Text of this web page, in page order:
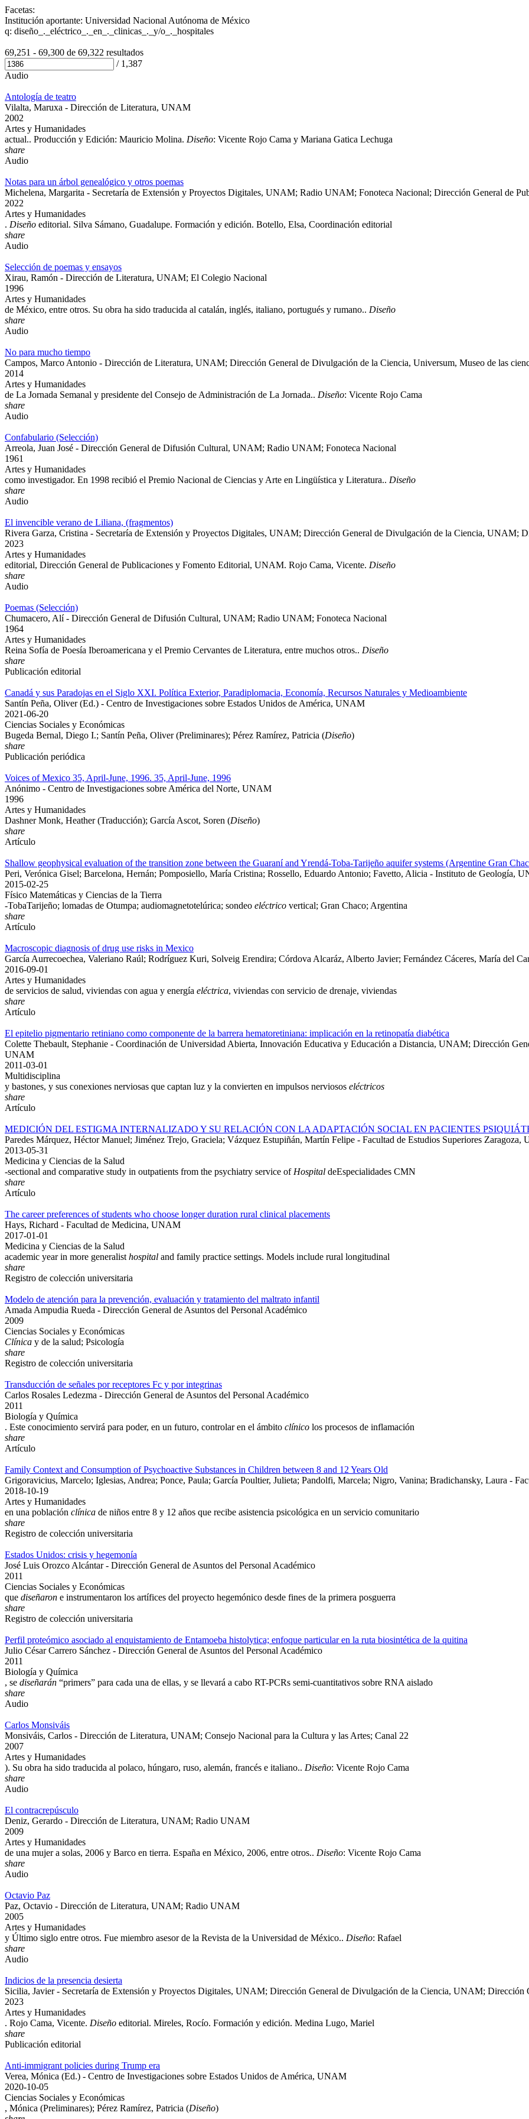
Facetas:
Institución aportante: Universidad Nacional Autónoma de México
q: diseño_._eléctrico_._en_._clinicas_._y/o_._hospitales
69,251 - 69,300 de 69,322 resultados
/ 1,387
Audio
Antología de teatro
Vilalta, Maruxa - Dirección de Literatura, UNAM
2002
Artes y Humanidades
actual.. Producción y Edición: Mauricio Molina. Diseño: Vicente Rojo Cama y Mariana Gatica Lechuga
share
Audio
Notas para un árbol genealógico y otros poemas
Michelena, Margarita - Secretaría de Extensión y Proyectos Digitales, UNAM; Radio UNAM; Fonoteca Nacional; Dirección General de
2022
Artes y Humanidades
. Diseño editorial. Silva Sámano, Guadalupe. Formación y edición. Botello, Elsa, Coordinación editorial
share
Audio
Selección de poemas y ensayos
Xirau, Ramón - Dirección de Literatura, UNAM; El Colegio Nacional
1996
Artes y Humanidades
de México, entre otros. Su obra ha sido traducida al catalán, inglés, italiano, portugués y rumano.. Diseño
share
Audio
No para mucho tiempo
Campos, Marco Antonio - Dirección de Literatura, UNAM; Dirección General de Divulgación de la Ciencia, Universum, Museo de las
2014
Artes y Humanidades
de La Jornada Semanal y presidente del Consejo de Administración de La Jornada.. Diseño: Vicente Rojo Cama
share
Audio
Confabulario (Selección)
Arreola, Juan José - Dirección General de Difusión Cultural, UNAM; Radio UNAM; Fonoteca Nacional
1961
Artes y Humanidades
como investigador. En 1998 recibió el Premio Nacional de Ciencias y Arte en Lingüística y Literatura.. Diseño
share
Audio
El invencible verano de Liliana, (fragmentos)
Rivera Garza, Cristina - Secretaría de Extensión y Proyectos Digitales, UNAM; Dirección General de Divulgación de la Ciencia, UNAM;
2023
Artes y Humanidades
editorial, Dirección General de Publicaciones y Fomento Editorial, UNAM. Rojo Cama, Vicente. Diseño
share
Audio
Poemas (Selección)
Chumacero, Alí - Dirección General de Difusión Cultural, UNAM; Radio UNAM; Fonoteca Nacional
1964
Artes y Humanidades
Reina Sofía de Poesía Iberoamericana y el Premio Cervantes de Literatura, entre muchos otros.. Diseño
share
Publicación editorial
Canadá y sus Paradojas en el Siglo XXI. Política Exterior, Paradiplomacia, Economía, Recursos Naturales y Medioambiente
Santín Peña, Oliver (Ed.) - Centro de Investigaciones sobre Estados Unidos de América, UNAM
2021-06-20
Ciencias Sociales y Económicas
Bugeda Bernal, Diego I.; Santín Peña, Oliver (Preliminares); Pérez Ramírez, Patricia (Diseño)
share
Publicación periódica
Voices of Mexico 35, April-June, 1996. 35, April-June, 1996
Anónimo - Centro de Investigaciones sobre América del Norte, UNAM
1996
Artes y Humanidades
Dashner Monk, Heather (Traducción); García Ascot, Soren (Diseño)
share
Artículo
Shallow geophysical evaluation of the transition zone between the Guaraní and Yrendá-Toba-Tarijeño aquifer systems (Argentine Gran
Peri, Verónica Gisel; Barcelona, Hernán; Pomposiello, María Cristina; Rossello, Eduardo Antonio; Favetto, Alicia - Instituto de Geología,
2015-02-25
Físico Matemáticas y Ciencias de la Tierra
-TobaTarijeño; lomadas de Otumpa; audiomagnetotelúrica; sondeo eléctrico vertical; Gran Chaco; Argentina
share
Artículo
Macroscopic diagnosis of drug use risks in Mexico
García Aurrecoechea, Valeriano Raúl; Rodríguez Kuri, Solveig Erendira; Córdova Alcaráz, Alberto Javier; Fernández Cáceres, María del
2016-09-01
Artes y Humanidades
de servicios de salud, viviendas con agua y energía eléctrica, viviendas con servicio de drenaje, viviendas
share
Artículo
El epitelio pigmentario retiniano como componente de la barrera hematoretiniana: implicación en la retinopatía diabética
Colette Thebault, Stephanie - Coordinación de Universidad Abierta, Innovación Educativa y Educación a Distancia, UNAM; Dirección
UNAM
2011-03-01
Multidisciplina
y bastones, y sus conexiones nerviosas que captan luz y la convierten en impulsos nerviosos eléctricos
share
Artículo
MEDICIÓN DEL ESTIGMA INTERNALIZADO Y SU RELACIÓN CON LA ADAPTACIÓN SOCIAL EN PACIENTES
Paredes Márquez, Héctor Manuel; Jiménez Trejo, Graciela; Vázquez Estupiñán, Martín Felipe - Facultad de Estudios Superiores Zaragoza,
2013-05-31
Medicina y Ciencias de la Salud
-sectional and comparative study in outpatients from the psychiatry service of Hospital deEspecialidades CMN
share
Artículo
The career preferences of students who choose longer duration rural clinical placements
Hays, Richard - Facultad de Medicina, UNAM
2017-01-01
Medicina y Ciencias de la Salud
academic year in more generalist hospital and family practice settings. Models include rural longitudinal
share
Registro de colección universitaria
Modelo de atención para la prevención, evaluación y tratamiento del maltrato infantil
Amada Ampudia Rueda - Dirección General de Asuntos del Personal Académico
2009
Ciencias Sociales y Económicas
Clínica y de la salud; Psicología
share
Registro de colección universitaria
Transducción de señales por receptores Fc y por integrinas
Carlos Rosales Ledezma - Dirección General de Asuntos del Personal Académico
2011
Biología y Química
. Este conocimiento servirá para poder, en un futuro, controlar en el ámbito clínico los procesos de inflamación
share
Artículo
Family Context and Consumption of Psychoactive Substances in Children between 8 and 12 Years Old
Grigoravicius, Marcelo; Iglesias, Andrea; Ponce, Paula; García Poultier, Julieta; Pandolfi, Marcela; Nigro, Vanina; Bradichansky, Laura -
2018-10-19
Artes y Humanidades
en una población clínica de niños entre 8 y 12 años que recibe asistencia psicológica en un servicio comunitario
share
Registro de colección universitaria
Estados Unidos: crisis y hegemonía
José Luis Orozco Alcántar - Dirección General de Asuntos del Personal Académico
2011
Ciencias Sociales y Económicas
que diseñaron e instrumentaron los artífices del proyecto hegemónico desde fines de la primera posguerra
share
Registro de colección universitaria
Perfil proteómico asociado al enquistamiento de Entamoeba histolytica; enfoque particular en la ruta biosintética de la quitina
Julio César Carrero Sánchez - Dirección General de Asuntos del Personal Académico
2011
Biología y Química
, se diseñarán “primers” para cada una de ellas, y se llevará a cabo RT-PCRs semi-cuantitativos sobre RNA aislado
share
Audio
Carlos Monsiváis
Monsiváis, Carlos - Dirección de Literatura, UNAM; Consejo Nacional para la Cultura y las Artes; Canal 22
2007
Artes y Humanidades
). Su obra ha sido traducida al polaco, húngaro, ruso, alemán, francés e italiano.. Diseño: Vicente Rojo Cama
share
Audio
El contracrepúsculo
Deniz, Gerardo - Dirección de Literatura, UNAM; Radio UNAM
2009
Artes y Humanidades
de una mujer a solas, 2006 y Barco en tierra. España en México, 2006, entre otros.. Diseño: Vicente Rojo Cama
share
Audio
Octavio Paz
Paz, Octavio - Dirección de Literatura, UNAM; Radio UNAM
2005
Artes y Humanidades
y Último siglo entre otros. Fue miembro asesor de la Revista de la Universidad de México.. Diseño: Rafael
share
Audio
Indicios de la presencia desierta
Sicilia, Javier - Secretaría de Extensión y Proyectos Digitales, UNAM; Dirección General de Divulgación de la Ciencia, UNAM;
2023
Artes y Humanidades
. Rojo Cama, Vicente. Diseño editorial. Mireles, Rocío. Formación y edición. Medina Lugo, Mariel
share
Publicación editorial
Anti-immigrant policies during Trump era
Verea, Mónica (Ed.) - Centro de Investigaciones sobre Estados Unidos de América, UNAM
2020-10-05
Ciencias Sociales y Económicas
, Mónica (Preliminares); Pérez Ramírez, Patricia (Diseño)